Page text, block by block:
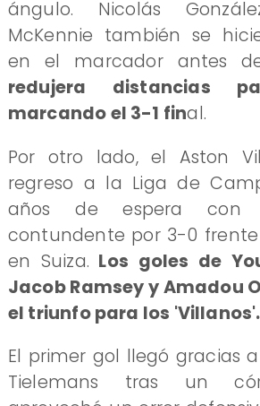
ángulo. Nicolás
McKennie también se
en el marcador antes
redujera distancias
marcando el 3-1 final.
Por otro lado, el Aston
regreso a la Liga de
años de espera con
contundente por 3-0 frente
en Suiza. Los goles de
Jacob Ramsey y Amadou
el triunfo para los 'Villanos'.
El primer gol llegó gracias
Tielemans tras un